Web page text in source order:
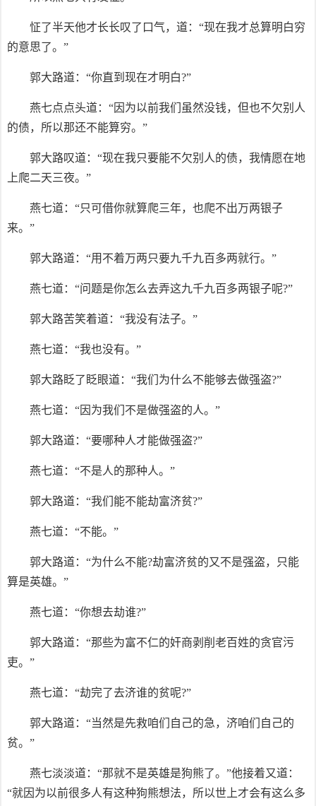
怔了半天他才长长叹了口气，道：“现在我才总算明白穷
的意思了。”
郭大路道：“你直到现在才明白?”
燕七点点头道：“因为以前我们虽然没钱，但也不欠别人
的债，所以那还不能算穷。”
郭大路叹道：“现在我只要能不欠别人的债，我情愿在地
上爬二天三夜。”
燕七道：“只可借你就算爬三年，也爬不出万两银子
来。”
郭大路道：“用不着万两只要九千九百多两就行。”
燕七道：“问题是你怎么去弄这九千九百多两银子呢?”
郭大路苦笑着道：“我没有法子。”
燕七道：“我也没有。”
郭大路眨了眨眼道：“我们为什么不能够去做强盗?”
燕七道：“因为我们不是做强盗的人。”
郭大路道：“要哪种人才能做强盗?”
燕七道：“不是人的那种人。”
郭大路道：“我们能不能劫富济贫?”
燕七道：“不能。”
郭大路道：“为什么不能?劫富济贫的又不是强盗，只能
算是英雄。”
燕七道：“你想去劫谁?”
郭大路道：“那些为富不仁的奸商剥削老百姓的贪官污
吏。”
燕七道：“劫完了去济谁的贫呢?”
郭大路道：“当然是先救咱们自己的急，济咱们自己的
贫。”
燕七淡淡道：“那就不是英雄是狗熊了。”他接着又道：
“就因为以前很多人有这种狗熊想法，所以世上才会有这么多